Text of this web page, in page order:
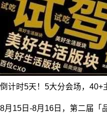
倒计时5天！5大分会场，40+
8月15日-8月16日，第二届「